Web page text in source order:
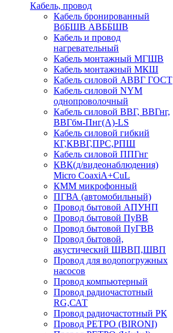
Кабель, провод
Кабель бронированный
ВбБШВ АВББШВ
Кабель и провод
нагревательный
Кабель монтажный МГШВ
Кабель монтажный МКШ
Кабель силовой АВВГ ГОСТ
Кабель силовой NYM
однопроволочный
Кабель силовой ВВГ, ВВГнг,
ВВГбм-Пнг(А)-LS
Кабель силовой гибкий
КГ,КВВГ,ПРС,РПШ
Кабель силовой ППГнг
КВК(д/видеонаблюдения)
Micro CoaxiA+CuL
КММ микрофонный
ПГВА (автомобильный)
Провод бытовой АПУНП
Провод бытовой ПуВВ
Провод бытовой ПуГВВ
Провод бытовой,
акустический ШВВП,ШВП
Провод для водопогружных
насосов
Провод компьютерный
Провод радиочастотный
RG,САТ
Провод радиочастотный РК
Провод РЕТРО (BIRONI)